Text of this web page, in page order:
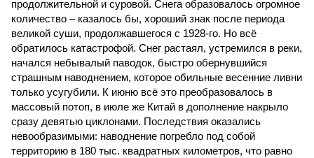
продолжительной и суровой. Снега образовалось огромное
количество – казалось бы, хороший знак после периода
великой суши, продолжавшегося с 1928-го. Но всё
обратилось катастрофой. Снег растаял, устремился в реки,
начался небывалый паводок, быстро обернувшийся
страшным наводнением, которое обильные весенние ливни
только усугубили. К июню всё это преобразовалось в
массовый потоп, в июле же Китай в дополнение накрыло
сразу девятью циклонами. Последствия оказались
невообразимыми: наводнение погребло под собой
территорию в 180 тыс. квадратных километров, что равно